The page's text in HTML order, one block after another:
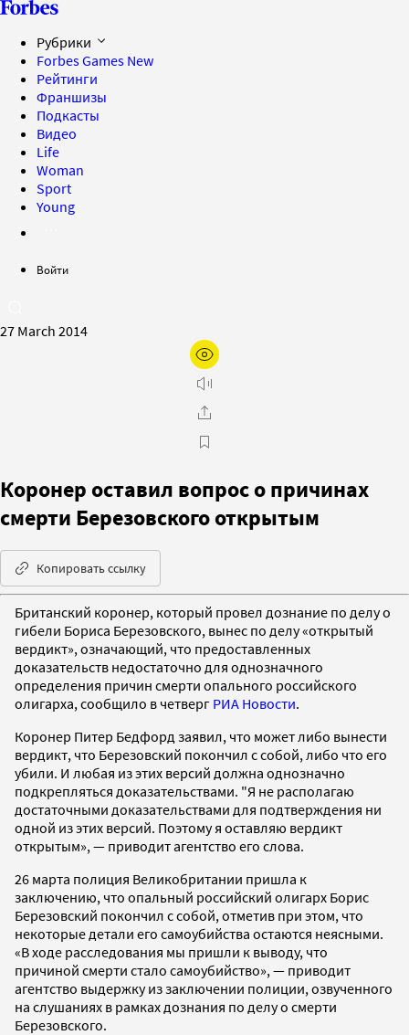
Рубрики
Forbes Games New
Рейтинги
Франшизы
Подкасты
Видео
Life
Woman
Sport
Young
Войти
27 March 2014
Коронер оставил вопрос о причинах
смерти Березовского открытым
Копировать ссылку
Британский коронер, который провел дознание по делу о
гибели Бориса Березовского, вынес по делу «открытый
вердикт», означающий, что предоставленных
доказательств недостаточно для однозначного
определения причин смерти опального российского
олигарха, сообщило в четверг РИА Новости.
Коронер Питер Бедфорд заявил, что может либо вынести
вердикт, что Березовский покончил с собой, либо что его
убили. И любая из этих версий должна однозначно
подкрепляться доказательствами. "Я не располагаю
достаточными доказательствами для подтверждения ни
одной из этих версий. Поэтому я оставляю вердикт
открытым», — приводит агентство его слова.
26 марта полиция Великобритании пришла к
заключению, что опальный российский олигарх Борис
Березовский покончил с собой, отметив при этом, что
некоторые детали его самоубийства остаются неясными.
«В ходе расследования мы пришли к выводу, что
причиной смерти стало самоубийство», — приводит
агентство выдержку из заключении полиции, озвученного
на слушаниях в рамках дознания по делу о смерти
Березовского.